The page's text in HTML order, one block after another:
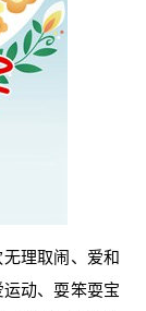
理取闹、爱和
动、耍笨耍宝